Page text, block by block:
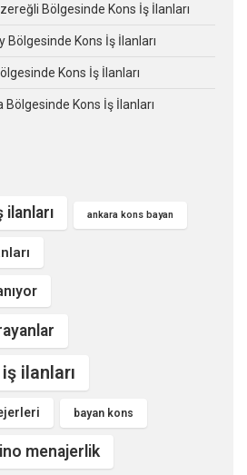
Bölgesinde Kons İş İlanları
Bölgesinde Kons İş İlanları
Kons İş İlanları
Kons İş İlanları
ilanları ankara kons bayan
ilanları
bayan kons
menajerlik